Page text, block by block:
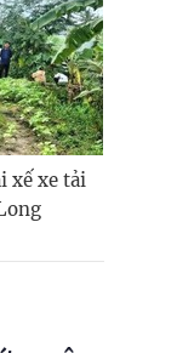
xế xe tải